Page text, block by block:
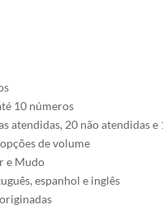
10 números
atendidas, 20 não atendidas
de volume
e Mudo
espanhol e inglês